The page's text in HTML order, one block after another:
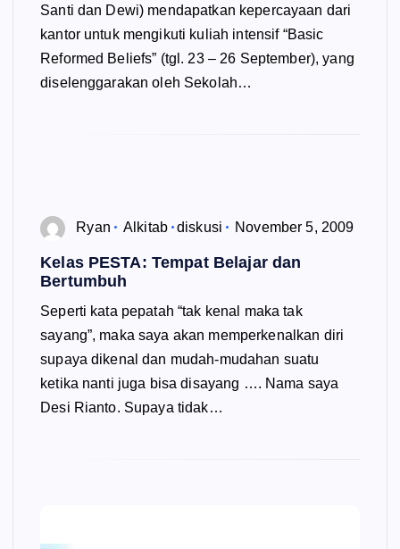
Santi dan Dewi) mendapatkan kepercayaan dari
kantor untuk mengikuti kuliah intensif “Basic
Reformed Beliefs” (tgl. 23 – 26 September), yang
diselenggarakan oleh Sekolah…
Ryan Alkitab diskusi November 5, 2009
Kelas PESTA: Tempat Belajar dan
Bertumbuh
Seperti kata pepatah “tak kenal maka tak
sayang”, maka saya akan memperkenalkan diri
supaya dikenal dan mudah-mudahan suatu
ketika nanti juga bisa disayang …. Nama saya
Desi Rianto. Supaya tidak…